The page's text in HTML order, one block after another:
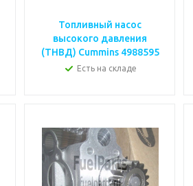
Топливный насос
высокого давления
(ТНВД) Cummins 4988595
Есть на складе